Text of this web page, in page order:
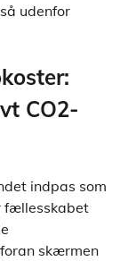
udenfor
CO2-
indpas som
fællesskabet
skærmen